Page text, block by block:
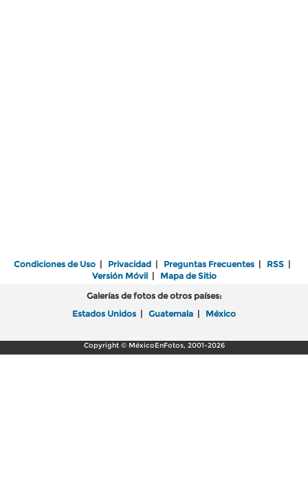
Condiciones de Uso | Privacidad | Preguntas Frecuentes | RSS |
Versión Móvil| Mapa de Sitio
Galerías de fotos de otros países:
Estados Unidos | Guatemala | México
Copyright © MéxicoEnFotos, 2001-2026